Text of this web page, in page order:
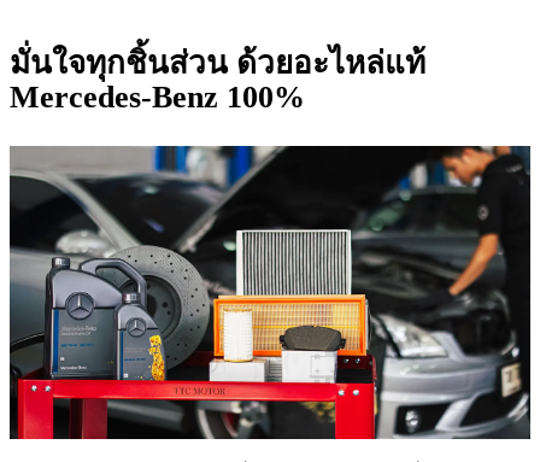
มั่นใจทุกชิ้นส่วน ด้วยอะไหล่แท้
Mercedes-Benz 100%